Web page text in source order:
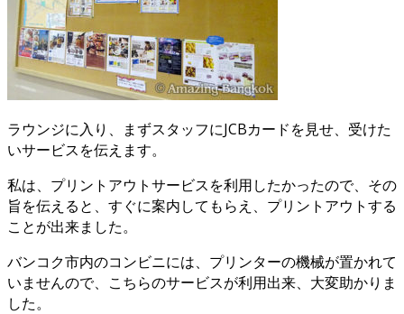
ラウンジに入り、まずスタッフにJCBカードを見せ、受けた
いサービスを伝えます。
私は、プリントアウトサービスを利用したかったので、その
旨を伝えると、すぐに案内してもらえ、プリントアウトする
ことが出来ました。
バンコク市内のコンビニには、プリンターの機械が置かれて
いませんので、こちらのサービスが利用出来、大変助かりま
した。